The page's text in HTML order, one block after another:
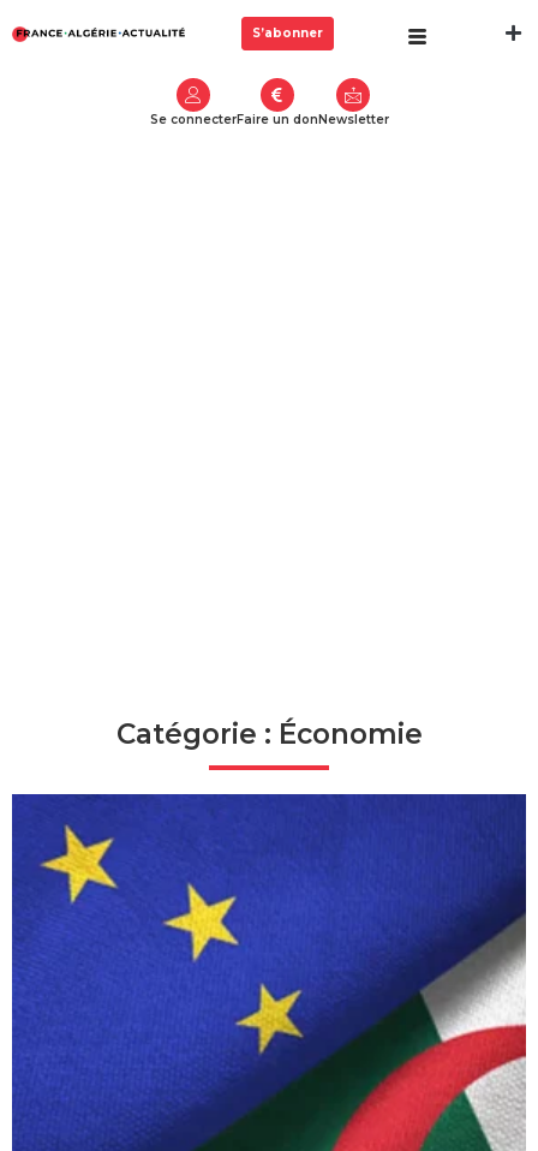
S’abonner
Se connecterFaire un donNewsletter
Catégorie : Économie